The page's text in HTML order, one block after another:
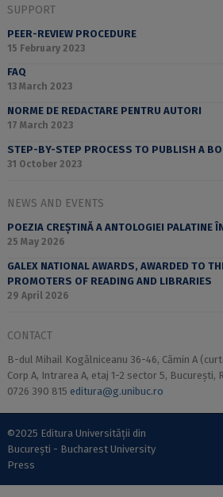
SUPPORT
PEER-REVIEW PROCEDURE
15 February 2023
FAQ
13 March 2023
NORME DE REDACTARE PENTRU AUTORI
17 March 2023
STEP-BY-STEP PROCESS TO PUBLISH A
31 October 2023
NEWS AND EVENTS
POEZIA CREȘTINĂ A ANTOLOGIEI PALATINE
25 May 2026
GALEX NATIONAL AWARDS, AWARDED TO
PROMOTERS OF READING AND LIBRARIES
29 April 2026
CONTACT
B-dul Mihail Kogălniceanu 36-46, Cămin A
Corp A, Intrarea A, etaj 1-2 sector 5, București,
0726 390 815 editura@g.unibuc.ro
©2025 Editura Universității din
București - Bucharest University
Press